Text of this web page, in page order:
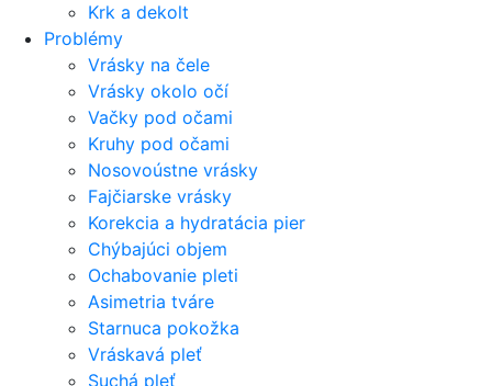
Krk a dekolt
Problémy
Vrásky na čele
Vrásky okolo očí
Vačky pod očami
Kruhy pod očami
Nosovoústne vrásky
Fajčiarske vrásky
Korekcia a hydratácia pier
Chýbajúci objem
Ochabovanie pleti
Asimetria tváre
Starnuca pokožka
Vráskavá pleť
Suchá pleť